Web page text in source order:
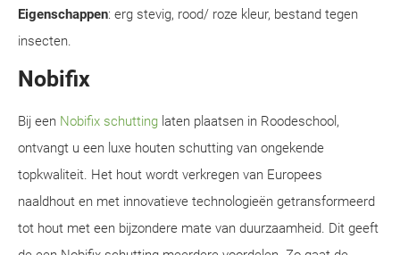
Eigenschappen: erg stevig, rood/ roze kleur, bestand tegen
insecten.
Nobifix
Bij een Nobifix schutting laten plaatsen in Roodeschool,
ontvangt u een luxe houten schutting van ongekende
topkwaliteit. Het hout wordt verkregen van Europees
naaldhout en met innovatieve technologieën getransformeerd
tot hout met een bijzondere mate van duurzaamheid. Dit geeft